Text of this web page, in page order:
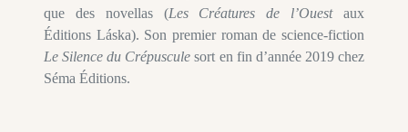
que des novellas (Les Créatures de l’Ouestaux
Éditions Láska). Son premier roman de science-fiction
Le Silence du Crépuscule sort en fin d’année 2019 chez
Séma Éditions.